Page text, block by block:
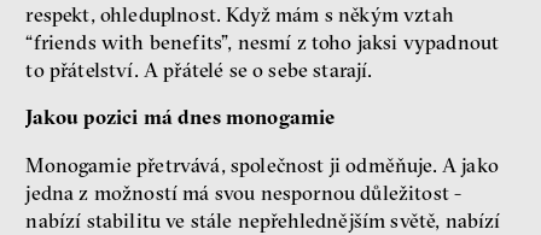
respekt, ohleduplnost. Když mám s někým vztah
“friends with benefits”, nesmí z toho jaksi vypadnout
to přátelství. A přátelé se o sebe starají.
Jakou pozici má dnes monogamie
Monogamie přetrvává, společnost ji odměňuje. A jako
jedna z možností má svou nespornou důležitost -
nabízí stabilitu ve stále nepřehlednějším světě, nabízí